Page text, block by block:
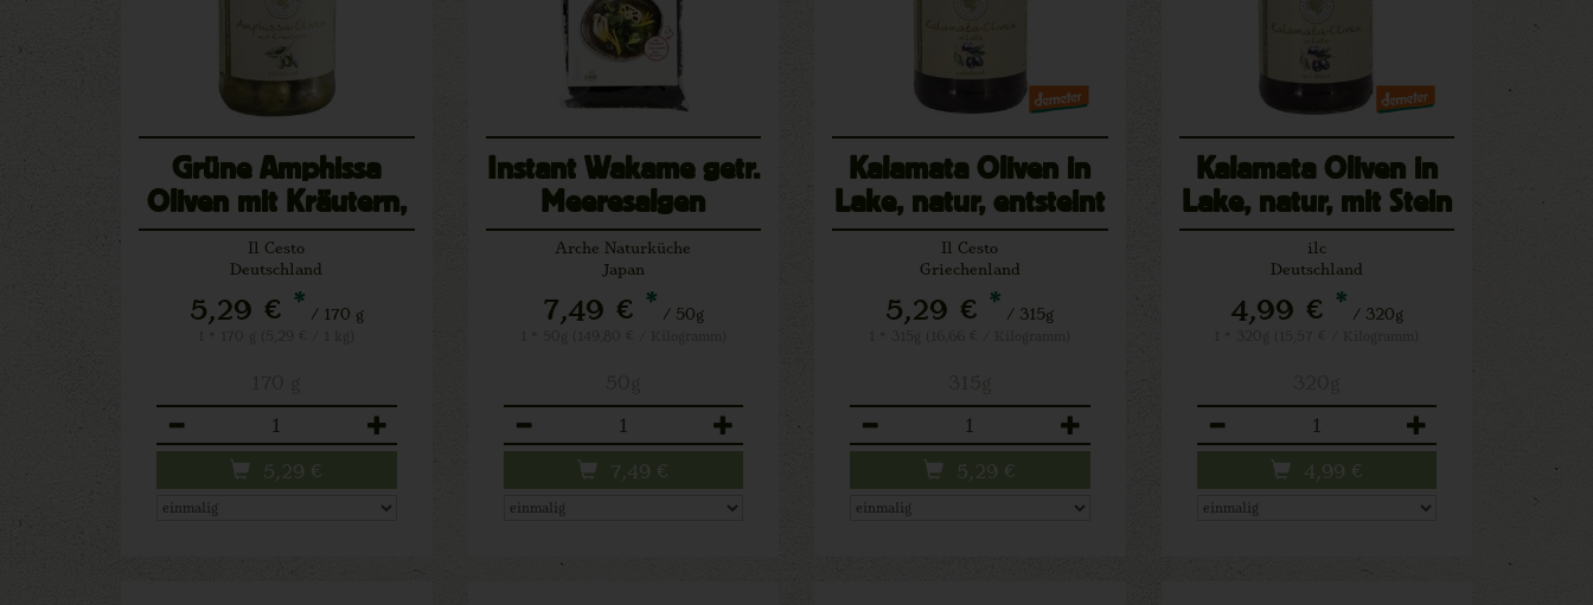
Grüne Amphissa
Oliven mit Kräutern,
entsteint
Il Cesto
Deutschland
5,29 € * / 170 g
Anzahl
5,29 €
Instant Wakame getr.
Meeresalgen
Arche Naturküche
Japan
7,49 € * / 50g
Anzahl
7,49 €
Kalamata Oliven in
Lake, natur, entsteint
Il Cesto
Griechenland
5,29 € * / 315g
Anzahl
5,29 €
Kalamata Oliven in
Lake, natur, mit Stein
ilc
Deutschland
4,99 € * / 320g
Anzahl
4,99 €